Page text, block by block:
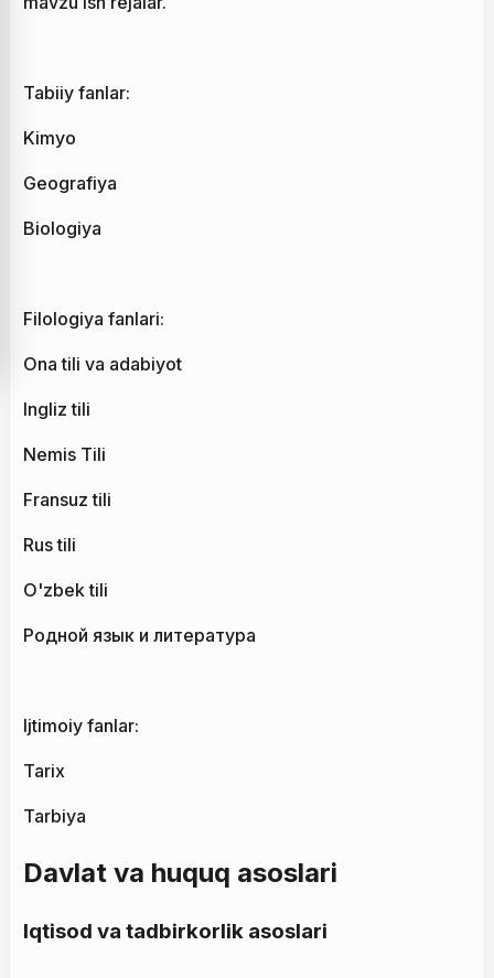
Tabiiy fanlar:
Kimyo
Geografiya
Biologiya
Filologiya fanlari:
Ona tili va adabiyot
Ingliz tili
Nemis Tili
Fransuz tili
Rus tili
O'zbek tili
Родной язык и литература
Ijtimoiy fanlar:
Tarix
Tarbiya
Davlat va huquq asoslari
Iqtisod va tadbirkorlik asoslari